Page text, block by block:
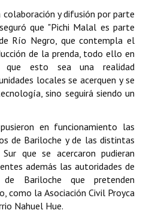
- Registro
y difusión por parte
que "Pichi Malal es parte
Río Negro, que contempla el
de la prenda, todo ello en
que esto sea una realidad
locales se acerquen y se
sino seguirá siendo un
en funcionamiento las
de Bariloche y de las distintas
que se acercaron pudieran
además las autoridades de
de Bariloche que pretenden
como la Asociación Civil Proyca
Nahuel Hue.